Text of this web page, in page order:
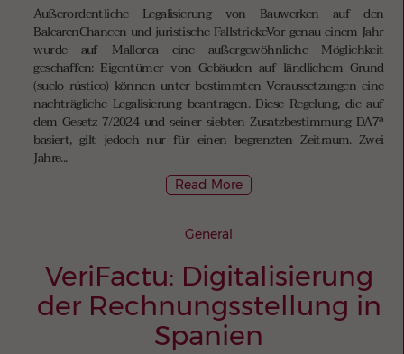
Außerordentliche Legalisierung von Bauwerken auf den
BalearenChancen und juristische FallstrickeVor genau einem Jahr
wurde auf Mallorca eine außergewöhnliche Möglichkeit
geschaffen: Eigentümer von Gebäuden auf ländlichem Grund
(suelo rústico) können unter bestimmten Voraussetzungen eine
nachträgliche Legalisierung beantragen. Diese Regelung, die auf
dem Gesetz 7/2024 und seiner siebten Zusatzbestimmung DA7ª
basiert, gilt jedoch nur für einen begrenzten Zeitraum. Zwei
Jahre...
Read More
General
VeriFactu: Digitalisierung
der Rechnungsstellung in
Spanien